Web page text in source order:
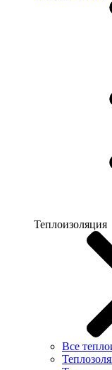
Теплоизоляция
Все